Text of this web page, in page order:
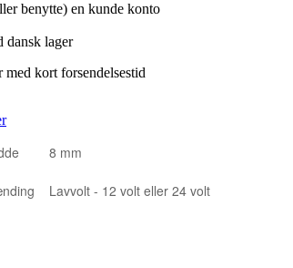
benytte) en kunde konto
dansk lager
kort forsendelsestid
8 mm
Lavvolt - 12 volt eller 24 volt